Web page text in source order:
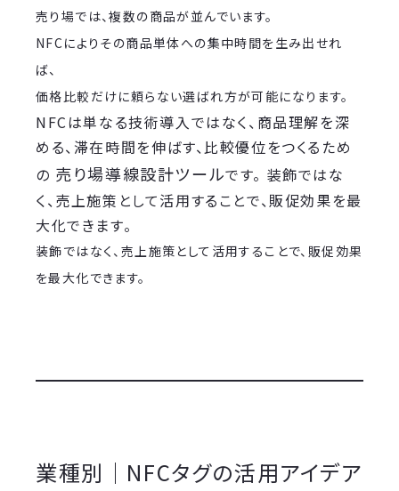
売り場では、複数の商品が並んでいます。
NFCによりその商品単体への集中時間を生み出せれ
ば、
価格比較だけに頼らない選ばれ方が可能になります。
NFCは単なる技術導入ではなく、商品理解を深
める、滞在時間を伸ばす、比較優位をつくるため
の 売り場導線設計ツールです。 装飾ではな
く、売上施策として活用することで、販促効果を最
大化できます。
装飾ではなく、売上施策として活用することで、販促効果
を最大化できます。
業種別｜NFCタグの活用アイデア